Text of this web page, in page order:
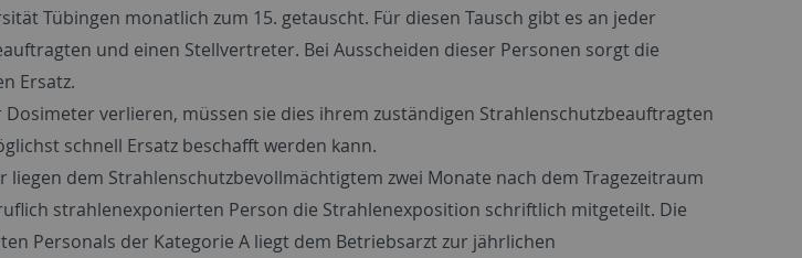
Tübingen monatlich zum 15. getauscht. Für diesen Tausch gibt es an jeder
und einen Stellvertreter. Bei Ausscheiden dieser Personen sorgt die
Ersatz.
verlieren, müssen sie dies ihrem zuständigen Strahlenschutzbeauftragten
schnell Ersatz beschafft werden kann.
liegen dem Strahlenschutzbevollmächtigtem zwei Monate nach dem Tragezeitraum
strahlenexponierten Person die Strahlenexposition schriftlich mitgeteilt. Die
Personals der Kategorie A liegt dem Betriebsarzt zur jährlichen